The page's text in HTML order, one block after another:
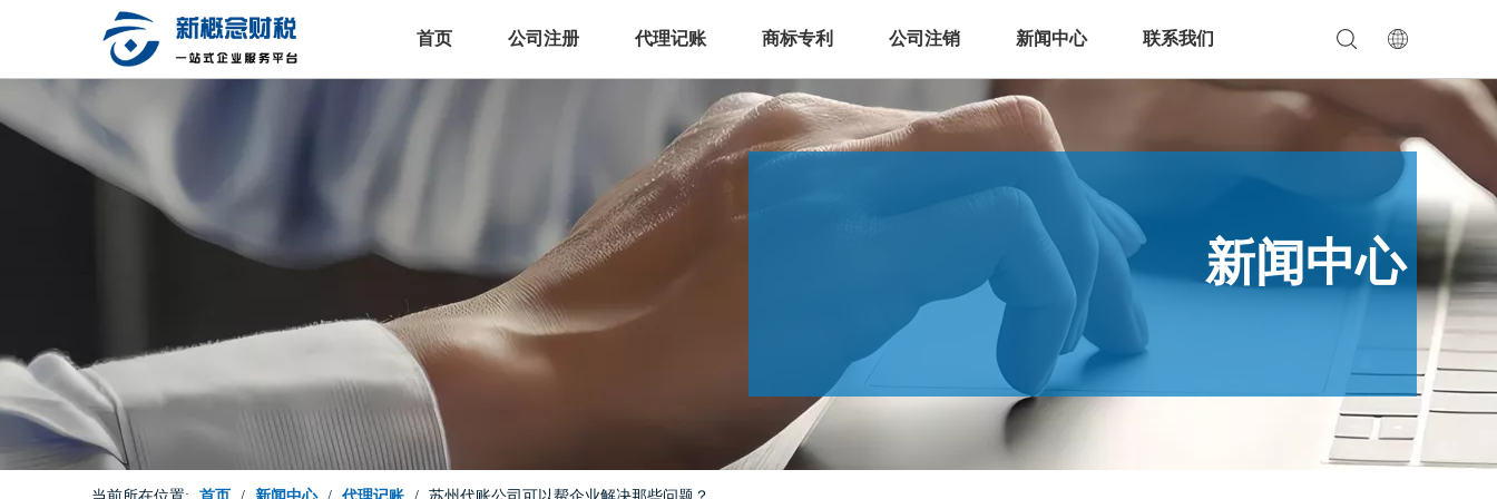
首页 公司注册 代理记账 商标专利 公司注销 新闻中心 联系我们
新闻中心